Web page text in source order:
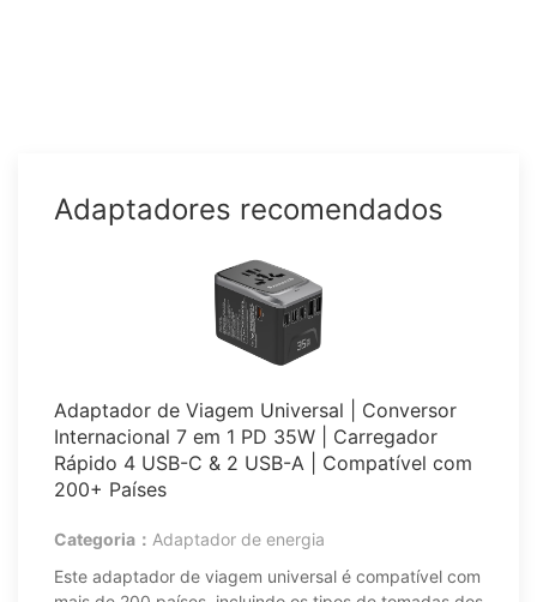
Adaptadores recomendados
Adaptador de Viagem Universal | Conversor
Internacional 7 em 1 PD 35W | Carregador
Rápido 4 USB-C & 2 USB-A | Compatível com
200+ Países
Categoria： Adaptador de energia
Este adaptador de viagem universal é compatível com